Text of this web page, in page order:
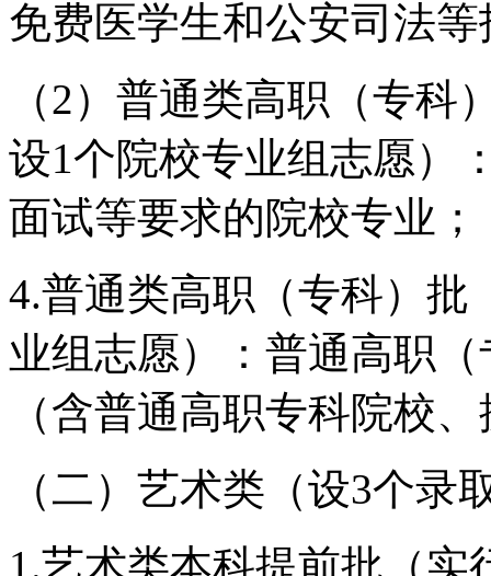
免费医学生和公安司法
（2）普通类高职（专
设1个院校专业组志愿）
面试等要求的院校专业；
4.普通类高职（专科）批
业组志愿）：普通高职
（含普通高职专科院校
（二）艺术类（设3个
1.艺术类本科提前批（